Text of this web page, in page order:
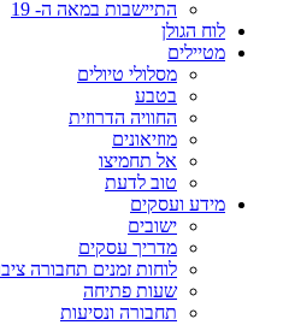
התיישבות במאה ה- 19
לוח הגולן
מטיילים
מסלולי טיולים
בטבע
החוויה הדרוזית
מוזיאונים
אל תחמיצו
טוב לדעת
מידע ועסקים
ישובים
מדריך עסקים
לוחות זמנים תחבורה
שעות פתיחה
תחבורה ונסיעות